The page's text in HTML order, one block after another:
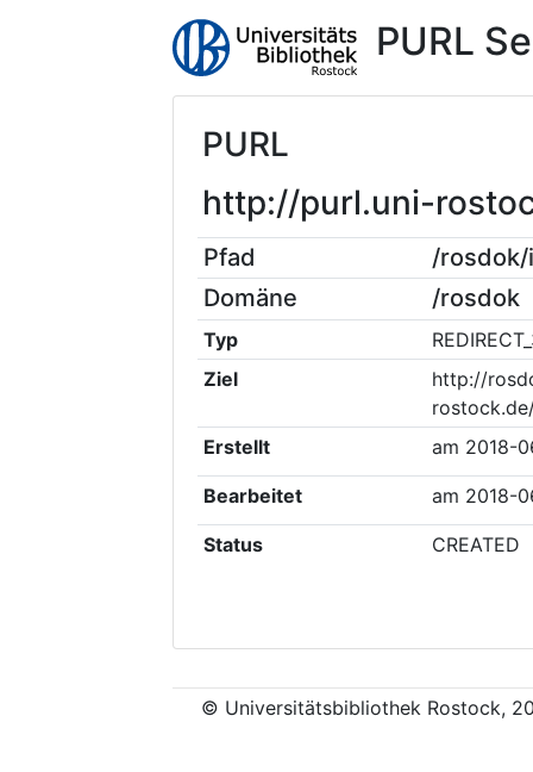
PURL
PURL
http://purl.uni-
Pfad
/
Domäne
/rosdok
Typ
Ziel
http://
Erstellt
am 2018-
Bearbeitet am 2018-
Status CREATED
© Universitätsbibliothek Rostock,